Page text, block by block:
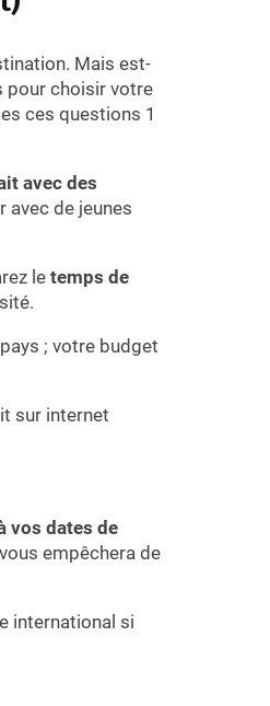
Mais est-
pour choisir votre
ces questions 1
avec des
avec de jeunes
letemps de
; votre budget
sur internet
vos dates de
empêchera de
international si